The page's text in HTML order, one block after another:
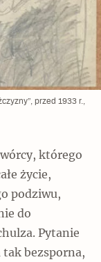
przed 1933 r.,
którego
życie,
podziwu,
do
Pytanie
bezsporna,